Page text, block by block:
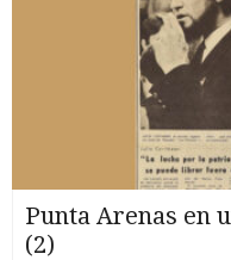
Punta Arenas en
(2)